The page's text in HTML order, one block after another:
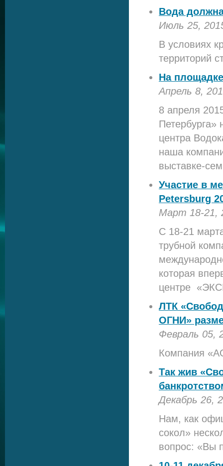
Вода
Июль 25,
В условиях
территорий
На
Апрель 8,
8 апреля
Петербурга»
центра
наша
выставке-
Участие в
Petersburg
Март 18-21,
С 18-21
трубной
которая
центре
ЛТК
ОГНИ»
Февраль 05,
Компания
Так жив
Декабрь 26,
Нам, как
сокол»
вопрос: «Вы